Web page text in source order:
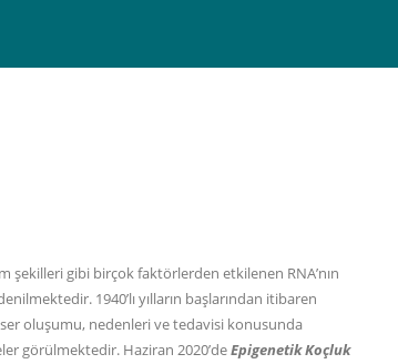
şekilleri gibi birçok faktörlerden etkilenen RNA’nın
1940’lı yılların başlarından itibaren
oluşumu, nedenleri ve tedavisi konusunda
görülmektedir. Haziran 2020’deEpigenetik Koçluk